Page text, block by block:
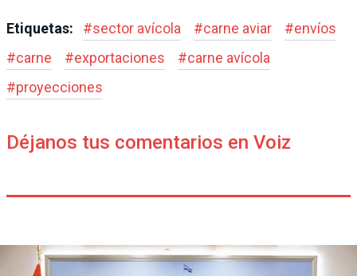
Etiquetas: #sector avícola #carne aviar #envíos
#carne #exportaciones #carne avícola
#proyecciones
Déjanos tus comentarios en Voiz